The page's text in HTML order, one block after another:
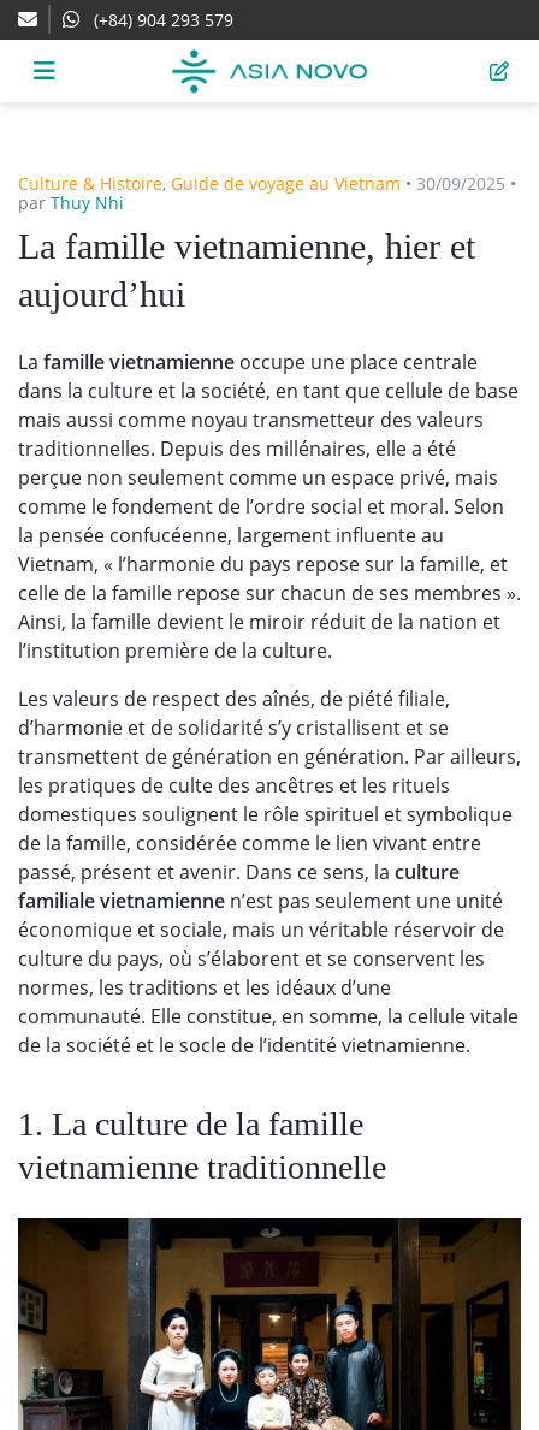
(+84) 904 293 579
Culture & Histoire, Guide de voyage au Vietnam • 30/09/2025 •
par Thuy Nhi
La famille vietnamienne, hier et
aujourd’hui
La famille vietnamienne occupe une place centrale
dans la culture et la société, en tant que cellule de base
mais aussi comme noyau transmetteur des valeurs
traditionnelles. Depuis des millénaires, elle a été
perçue non seulement comme un espace privé, mais
comme le fondement de l’ordre social et moral. Selon
la pensée confucéenne, largement influente au
Vietnam, « l’harmonie du pays repose sur la famille, et
celle de la famille repose sur chacun de ses membres ».
Ainsi, la famille devient le miroir réduit de la nation et
l’institution première de la culture.
Les valeurs de respect des aînés, de piété filiale,
d’harmonie et de solidarité s’y cristallisent et se
transmettent de génération en génération. Par ailleurs,
les pratiques de culte des ancêtres et les rituels
domestiques soulignent le rôle spirituel et symbolique
de la famille, considérée comme le lien vivant entre
passé, présent et avenir. Dans ce sens, la culture
familiale vietnamienne n’est pas seulement une unité
économique et sociale, mais un véritable réservoir de
culture du pays, où s’élaborent et se conservent les
normes, les traditions et les idéaux d’une
communauté. Elle constitue, en somme, la cellule vitale
de la société et le socle de l’identité vietnamienne.
1. La culture de la famille
vietnamienne traditionnelle